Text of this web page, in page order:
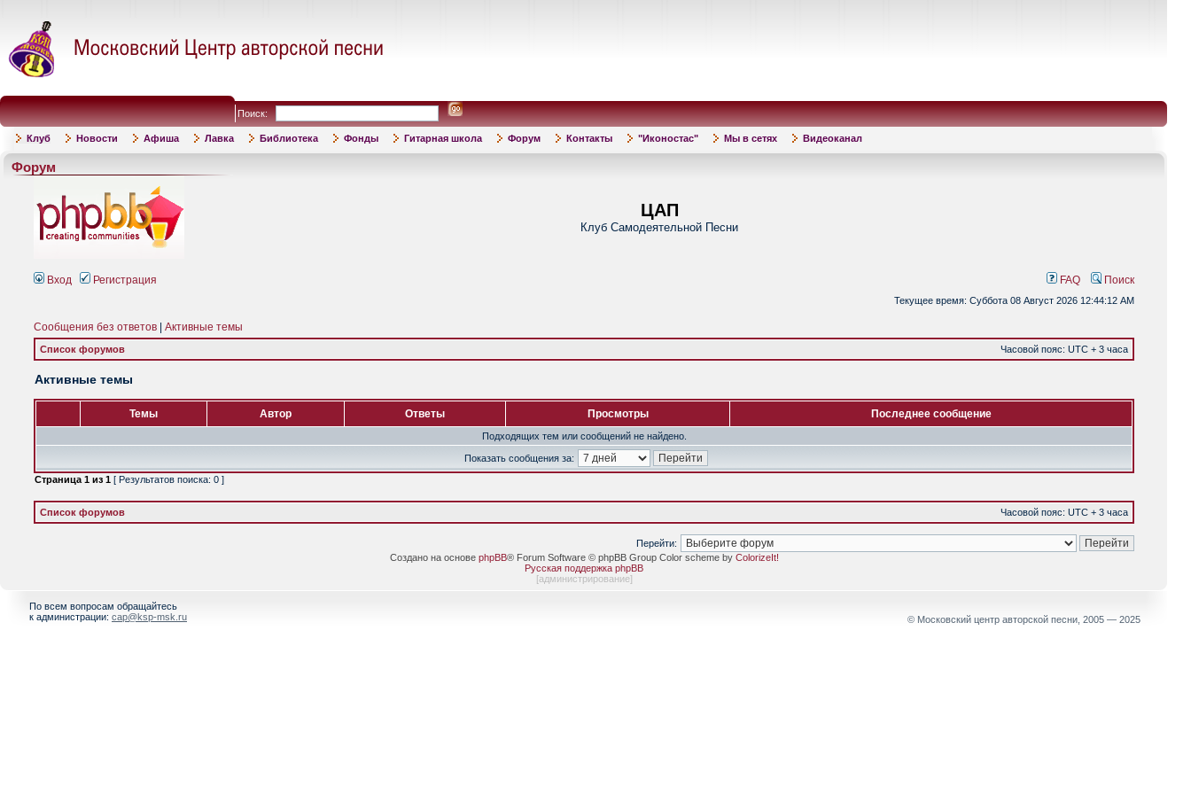
Поиск:
Клуб Новости Афиша Лавка Библиотека Фонды Гитарная школа Форум Контакты "Иконостас" Мы в сетях Видеоканал
Форум
ЦАП
Клуб Самодеятельной Песни
Вход Регистрация FAQ Поиск
Текущее время: Суббота 08 Август 2026 12:44:12 AM
Сообщения без ответов Активные темы
Список форумов Часовой пояс: UTC + 3 часа
Активные темы
Темы Автор Ответы Просмотры Последнее сообщение
Подходящих тем или сообщений не найдено.
Показать сообщения за:
Страница 1 из 1 [ Результатов поиска: 0 ]
Список форумов Часовой пояс: UTC + 3 часа
Перейти:
Создано на основе phpBB® Forum Software © phpBB Group Color scheme by ColorizeIt!
Русская поддержка phpBB
[администрирование]
По всем вопросам обращайтесь
к администрации: cap@ksp-msk.ru © Московский центр авторской песни, 2005 — 2025